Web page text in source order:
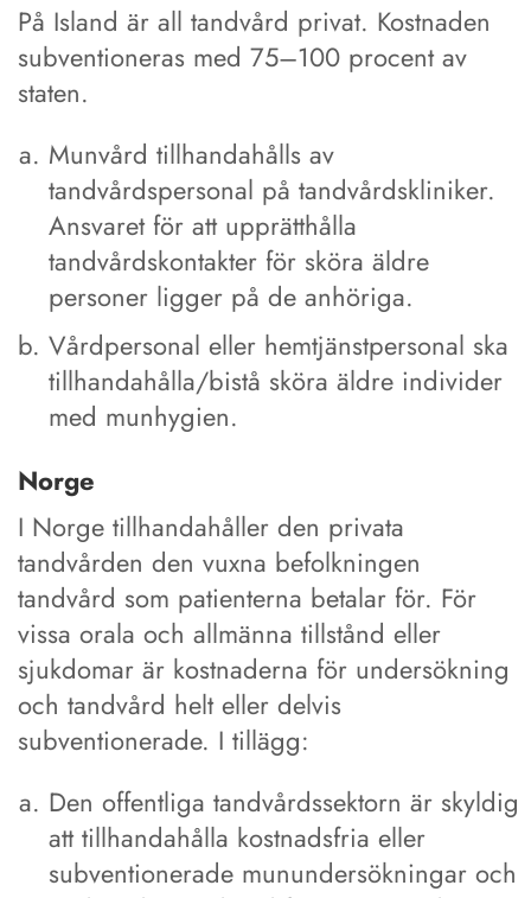
På Island är all tandvård privat. Kostnaden
subventioneras med 75–100 procent av
staten.
Munvård tillhandahålls av
tandvårdspersonal på tandvårdskliniker.
Ansvaret för att upprätthålla
tandvårdskontakter för sköra äldre
personer ligger på de anhöriga.
Vårdpersonal eller hemtjänstpersonal ska
tillhandahålla/bistå sköra äldre individer
med munhygien.
Norge
I Norge tillhandahåller den privata
tandvården den vuxna befolkningen
tandvård som patienterna betalar för. För
vissa orala och allmänna tillstånd eller
sjukdomar är kostnaderna för undersökning
och tandvård helt eller delvis
subventionerade. I tillägg:
Den offentliga tandvårdssektorn är skyldig
att tillhandahålla kostnadsfria eller
subventionerade munundersökningar och